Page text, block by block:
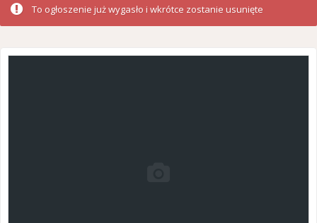
To ogłoszenie już wygasło i wkrótce zostanie usunięte